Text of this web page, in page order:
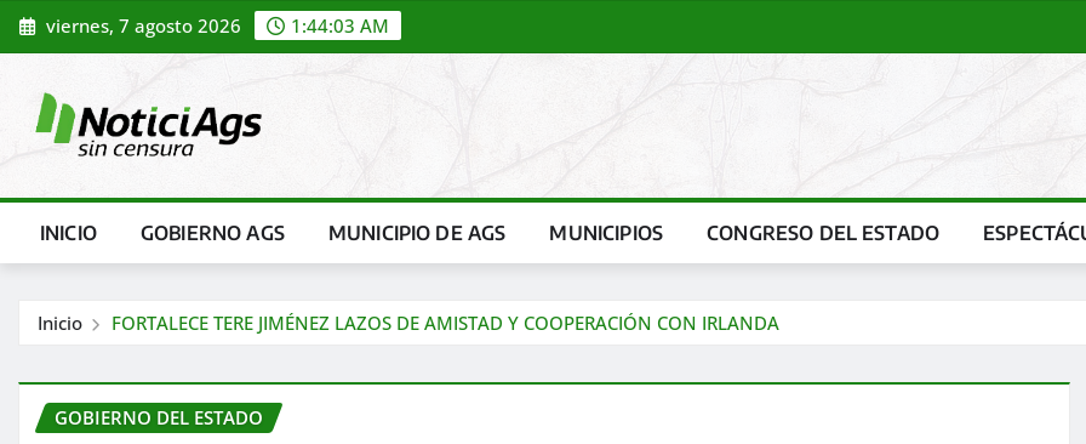
Saltar
al
viernes, 7 agosto 2026 1:44:05 AM
INICIO GOBIERNO AGS MUNICIPIO DE AGS MUNICIPIOS CONGRESO DEL ESTADO
Inicio FORTALECE TERE JIMÉNEZ LAZOS DE AMISTAD Y COOPERACIÓN CON IRLANDA
GOBIERNO DEL ESTADO